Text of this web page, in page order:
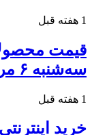
1 هفته قبل
قیمت
سه‌شنبه ۶ مرداد ۱۴۰۵
1 هفته قبل
خرید